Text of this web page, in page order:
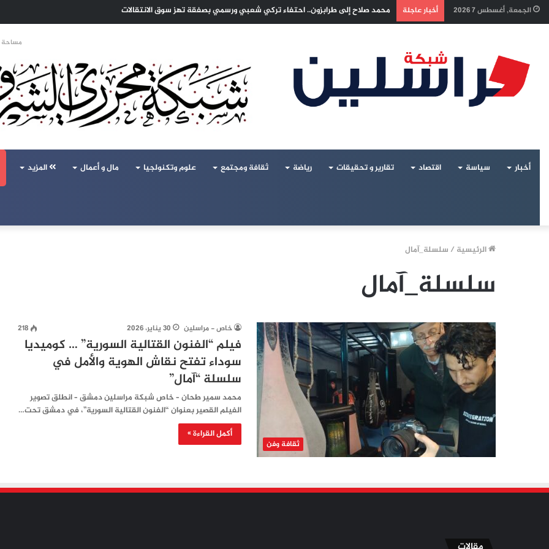
الجمعة, أغسطس 7 2026 أخبار عاجلة إسرائيل تراقب «اتفاق مكة» بقلق.. تحالف تركيا والسعودية وباكستان يفتح أسئلة جديدة حول ميزان القوى الإقليمي
مساحة
أخبار سياسة اقتصاد تقارير و تحقيقات رياضة ثقافة ومجتمع علوم وتكنولجيا مال و أعمال المزيد
الرئيسية / سلسلة_آمال
سلسلة_آمال
ثقافة وفن
خاص - مراسلين 30 يناير، 2026 218
فيلم “الفنون القتالية السورية” … كوميديا
سوداء تفتح نقاش الهوية والأمل في
سلسلة “آمال”
محمد سمير طحان – خاص شبكة مراسلين دمشق – انطلق تصوير
الفيلم القصير بعنوان “الفنون القتالية السورية”، في دمشق تحت…
أكمل القراءة »